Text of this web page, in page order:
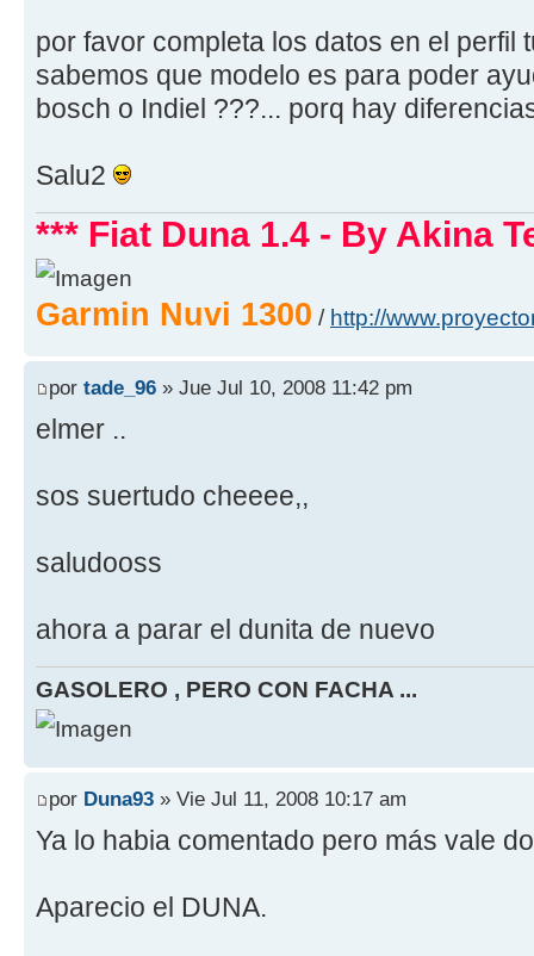
por favor completa los datos en el perfil
sabemos que modelo es para poder
bosch o Indiel ???... porq hay
Salu2
*** Fiat Duna 1.4 - By Akina
Garmin Nuvi 1300 / http://
por tade_96 » Jue Jul 10, 2008 11:42 pm
elmer ..
sos suertudo cheeee,,
saludooss
ahora a parar el dunita de nuevo
GASOLERO , PERO CON FACHA ...
por Duna93 » Vie Jul 11, 2008 10:17 am
Ya lo habia comentado pero más vale
Aparecio el DUNA.